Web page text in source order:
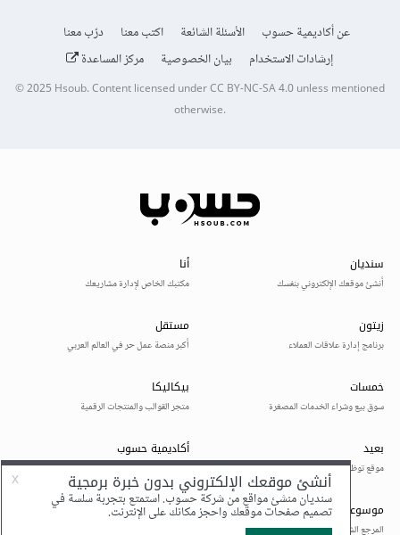
عن أكاديمية حسوب الأسئلة الشائعة اكتب معنا
درّب معنا
إرشادات الاستخدام
بيان الخصوصية مركز المساعدة
© 2025Hsoub.Content licensed underCC BY-NC-SA 4.0unless mentioned
otherwise.